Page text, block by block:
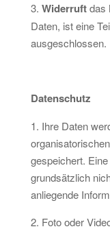
3. Widerruftdas
Daten, ist eine
ausgeschlossen.
Datenschutz
1. Ihre Daten
gespeichert.
grundsätzlich
anliegende
2. Foto oder